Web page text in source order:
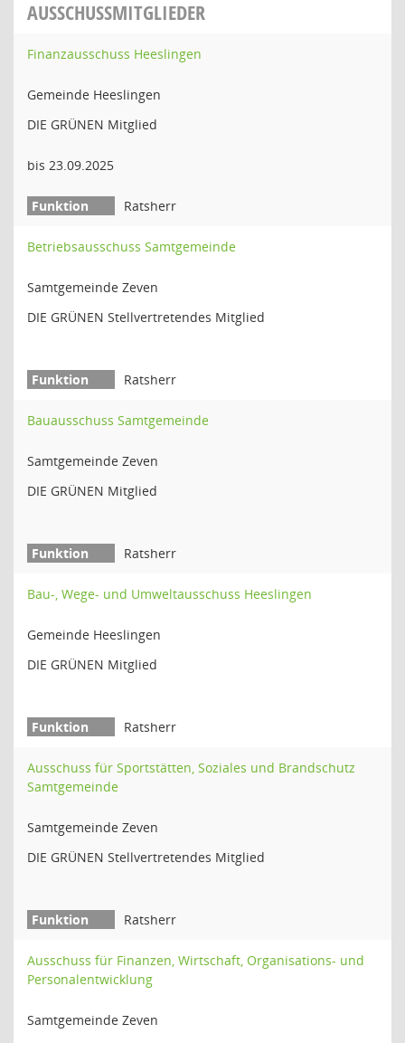
AUSSCHUSSMITGLIEDER
Finanzausschuss Heeslingen
Gemeinde Heeslingen
DIE GRÜNEN Mitglied
bis 23.09.2025
Ratsherr
Betriebsausschuss Samtgemeinde
Samtgemeinde Zeven
DIE GRÜNEN Stellvertretendes Mitglied
Ratsherr
Bauausschuss Samtgemeinde
Samtgemeinde Zeven
DIE GRÜNEN Mitglied
Ratsherr
Bau-, Wege- und Umweltausschuss Heeslingen
Gemeinde Heeslingen
DIE GRÜNEN Mitglied
Ratsherr
Ausschuss für Sportstätten, Soziales und Brandschutz
Samtgemeinde
Samtgemeinde Zeven
DIE GRÜNEN Stellvertretendes Mitglied
Ratsherr
Ausschuss für Finanzen, Wirtschaft, Organisations- und
Personalentwicklung
Samtgemeinde Zeven